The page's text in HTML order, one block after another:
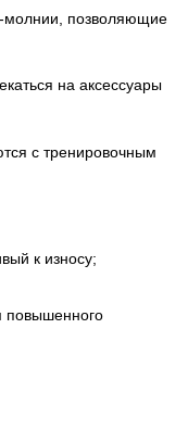
молнии, позволяющие
на аксессуары
с тренировочным
к износу;
повышенного